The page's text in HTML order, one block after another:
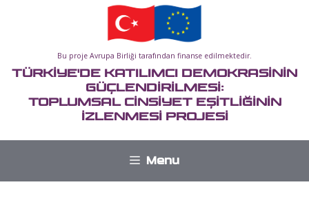
Bu proje Avrupa Birliği tarafından finanse edilmektedir.
TÜRKİYE'DE KATILIMCI DEMOKRASİNİN
GÜÇLENDİRİLMESİ:
TOPLUMSAL CİNSİYET EŞİTLİĞİNİN
İZLENMESİ PROJESİ
Menu